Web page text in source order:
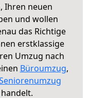
Ihren neuen
und wollen
das Richtige
erstklassige
Umzug nach
Büroumzug,
handelt.